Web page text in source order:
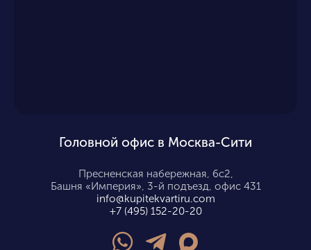
Головной офис в Москва-Сити
Пресненская набережная, 6с2,
Башня «Империя», 3-й подъезд, офис 431
info@kupitekvartiru.com
+7 (495) 152-20-20